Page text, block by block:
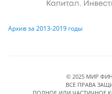
Архив за 2013-2019 годы
© 2025 МИР
ВСЕ ПРАВА